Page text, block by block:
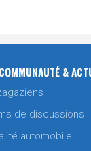
COMMUNAUTÉ &
de discussions
automobile